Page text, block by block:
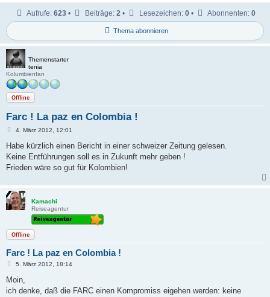
Thema abonnieren
Aufrufe: 623 • Beiträge: 2 • Lesezeichen: 0 • Abonnenten: 0
Themenstarter
tenia
Kolumbienfan
Offline
Farc ! La paz en Colombia !
B
i
r
a
4. März 2012, 12:01
Habe kürzlich einen Bericht in einer schweizer Zeitung gelesen.
Keine Entführungen soll es in Zukunft mehr geben !
Frieden wäre so gut für Kolombien!
Kamachi
Reiseagentur
Offline
Farc ! La paz en Colombia !
B
i
r
5. März 2012, 18:14
Moin,
ich denke, daß die FARC einen Kompromiss eigehen werden: keine